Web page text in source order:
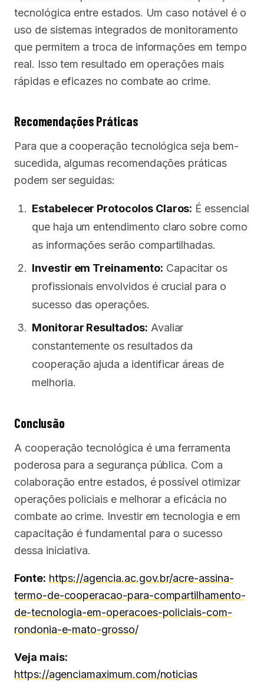
tecnológica entre estados. Um caso notável é o
uso de sistemas integrados de monitoramento
que permitem a troca de informações em tempo
real. Isso tem resultado em operações mais
rápidas e eficazes no combate ao crime.
Recomendações Práticas
Para que a cooperação tecnológica seja bem-
sucedida, algumas recomendações práticas
podem ser seguidas:
Estabelecer Protocolos Claros: É essencial
que haja um entendimento claro sobre como
as informações serão compartilhadas.
Investir em Treinamento: Capacitar os
profissionais envolvidos é crucial para o
sucesso das operações.
Monitorar Resultados: Avaliar
constantemente os resultados da
cooperação ajuda a identificar áreas de
melhoria.
Conclusão
A cooperação tecnológica é uma ferramenta
poderosa para a segurança pública. Com a
colaboração entre estados, é possível otimizar
operações policiais e melhorar a eficácia no
combate ao crime. Investir em tecnologia e em
capacitação é fundamental para o sucesso
dessa iniciativa.
Fonte: https://agencia.ac.gov.br/acre-assina-
termo-de-cooperacao-para-compartilhamento-
de-tecnologia-em-operacoes-policiais-com-
rondonia-e-mato-grosso/
Veja mais:
https://agenciamaximum.com/noticias